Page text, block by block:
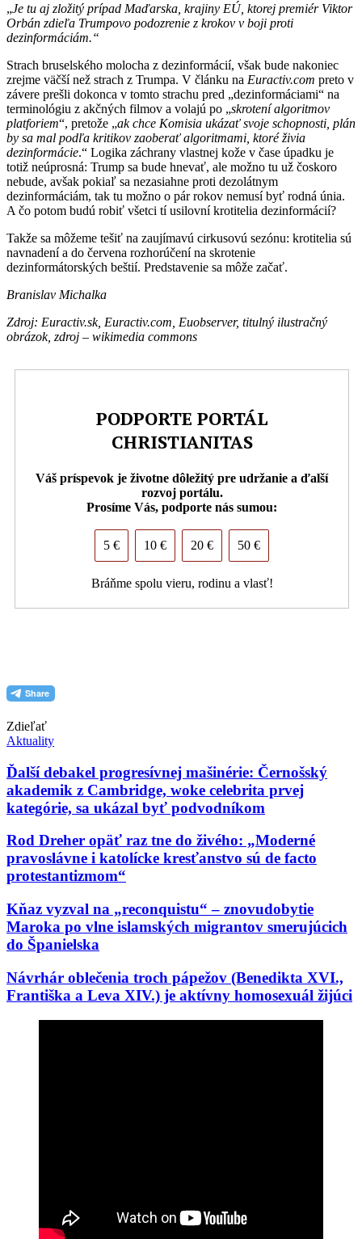
„Je tu aj zložitý prípad Maďarska, krajiny EÚ, ktorej premiér Viktor
Orbán zdieľa Trumpovo podozrenie z krokov v boji proti
dezinformáciám.“
Strach bruselského molocha z dezinformácií, však bude nakoniec
zrejme väčší než strach z Trumpa. V článku na Euractiv.com preto v
závere prešli dokonca v tomto strachu pred „dezinformáciami“ na
terminológiu z akčných filmov a volajú po „skrotení algoritmov
platforiem“, pretože „ak chce Komisia ukázať svoje schopnosti, plán
by sa mal podľa kritikov zaoberať algoritmami, ktoré živia
dezinformácie.“ Logika záchrany vlastnej kože v čase úpadku je
totiž neúprosná: Trump sa bude hnevať, ale možno tu už čoskoro
nebude, avšak pokiaľ sa nezasiahne proti dezolátnym
dezinformáciám, tak tu možno o pár rokov nemusí byť rodná únia.
A čo potom budú robiť všetci tí usilovní krotitelia dezinformácií?
Takže sa môžeme tešiť na zaujímavú cirkusovú sezónu: krotitelia sú
navnadení a do červena rozhorúčení na skrotenie
dezinformátorských beštií. Predstavenie sa môže začať.
Branislav Michalka
Zdroj: Euractiv.sk, Euractiv.com, Euobserver, titulný ilustračný
obrázok, zdroj – wikimedia commons
PODPORTE PORTÁL
CHRISTIANITAS
Váš príspevok je životne dôležitý pre udržanie a ďalší
rozvoj portálu.
Prosíme Vás, podporte nás sumou:
5 € 10 € 20 € 50 €
Bráňme spolu vieru, rodinu a vlasť!
Zdieľať
Aktuality
Ďalší debakel progresívnej mašinérie: Černošský
akademik z Cambridge, woke celebrita prvej
kategórie, sa ukázal byť podvodníkom
Rod Dreher opäť raz tne do živého: „Moderné
pravoslávne i katolícke kresťanstvo sú de facto
protestantizmom“
Kňaz vyzval na „reconquistu“ – znovudobytie
Maroka po vlne islamských migrantov smerujúcich
do Španielska
Návrhár oblečenia troch pápežov (Benedikta XVI.,
Františka a Leva XIV.) je aktívny homosexuál žijúci
predsudkom